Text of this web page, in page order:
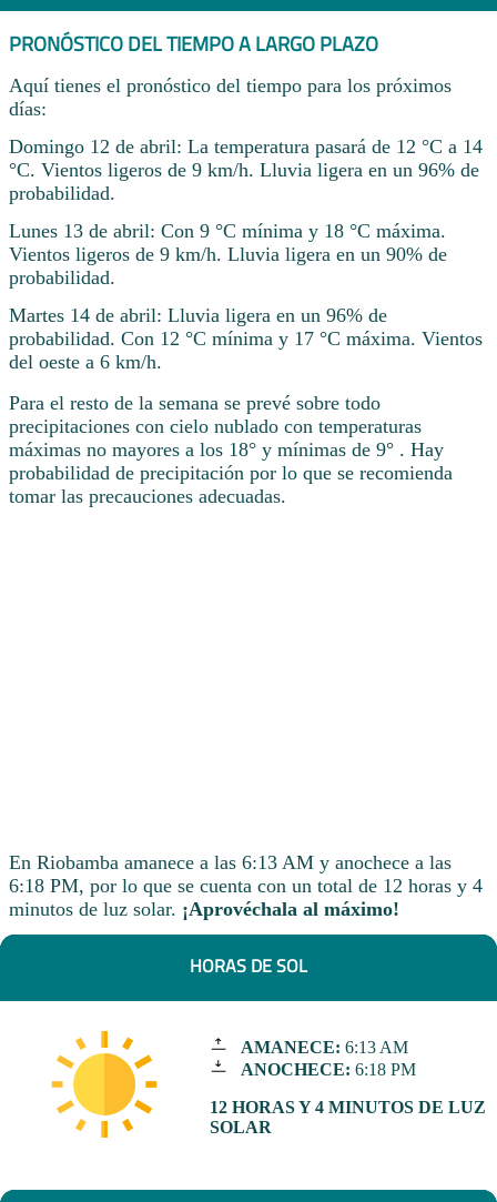
PRONÓSTICO DEL TIEMPO A LARGO PLAZO
Aquí tienes el pronóstico del tiempo para los próximos
días:
Domingo 12 de abril: La temperatura pasará de 12 °C a 14
°C. Vientos ligeros de 9 km/h. Lluvia ligera en un 96% de
probabilidad.
Lunes 13 de abril: Con 9 °C mínima y 18 °C máxima.
Vientos ligeros de 9 km/h. Lluvia ligera en un 90% de
probabilidad.
Martes 14 de abril: Lluvia ligera en un 96% de
probabilidad. Con 12 °C mínima y 17 °C máxima. Vientos
del oeste a 6 km/h.
Para el resto de la semana se prevé sobre todo
precipitaciones con cielo nublado con temperaturas
máximas no mayores a los 18° y mínimas de 9° . Hay
probabilidad de precipitación por lo que se recomienda
tomar las precauciones adecuadas.
En Riobamba amanece a las 6:13 AM y anochece a las
6:18 PM, por lo que se cuenta con un total de 12 horas y 4
minutos de luz solar. ¡Aprovéchala al máximo!
HORAS DE SOL
AMANECE: 6:13 AM
ANOCHECE: 6:18 PM
12 HORAS Y 4 MINUTOS DE LUZ
SOLAR